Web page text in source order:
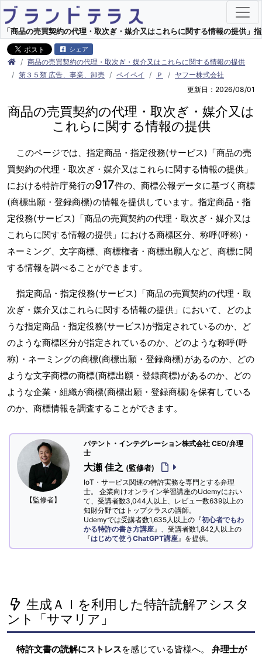
「商品の売買契約の代理・取次ぎ・媒介又はこれらに関する情報の提供
シェア
商品の売買契約の代理・取次ぎ・媒介又はこれらに関する情報の提供
第３５類 広告、事業、卸売
ペイペイ Ｐ
ヤフー株式会社
更新日：2026/08/01
商品の売買契約の代理・取次ぎ・媒介又は
これらに関する情報の提供
このページでは、指定商品・指定役務(サービス)「商品の売
買契約の代理・取次ぎ・媒介又はこれらに関する情報の提供」
における特許庁発行の917件の、商標公報データに基づく商標
(商標出願・登録商標)の情報を提供しています。指定商品・指
定役務(サービス)「商品の売買契約の代理・取次ぎ・媒介又は
これらに関する情報の提供」における商標区分、称呼(呼称)・
ネーミング、文字商標、商標権者・商標出願人など、商標に関
する情報を調べることができます。
指定商品・指定役務(サービス)「商品の売買契約の代理・取
次ぎ・媒介又はこれらに関する情報の提供」において、どのよ
うな指定商品・指定役務(サービス)が指定されているのか、ど
のような商標区分が指定されているのか、どのような称呼(呼
称)・ネーミングの商標(商標出願・登録商標)があるのか、どの
ような文字商標の商標(商標出願・登録商標)があるのか、どの
ような企業・組織が商標(商標出願・登録商標)を保有している
のか、商標情報を調査することができます。
【監修者】
パテント・インテグレーション株式会社 CEO/弁理
士
大瀬 佳之 (監修者)
IoT・サービス関連の特許実務を専門とする弁理
士。 企業向けオンライン学習講座のUdemyにおい
て、受講者数3,044人以上、レビュー数639以上の
知財分野ではトップクラスの講師。
Udemyでは受講者数1,635人以上の『初心者でもわ
かる特許の書き方講座 』、受講者数1,842人以上の
『はじめて使うChatGPT講座 』を提供。
生成ＡＩを利用した特許読解アシスタ
ント「サマリア」
特許文書の読解にストレスを感じている皆様へ。 弁理士が